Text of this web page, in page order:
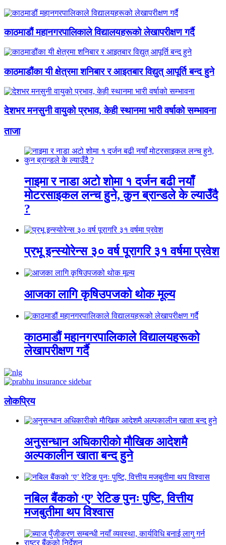
काठमाडौं महानगरपालिकाले विद्यालयहरूको लेखापरीक्षण गर्दै
काठमाडौंका यी क्षेत्रमा शनिबार र आइतबार विद्युत् आपूर्ति बन्द हुने
देशभर मनसुनी वायुको प्रभाव, केही स्थानमा भारी वर्षाको सम्भावना
ताजा
नाइमा र नाडा अटो शोमा १ दर्जन बढी नयाँ
मोटरसाइकल लन्च हुने, कुन ब्रान्डले के ल्याउँदै
?
प्रभू इन्स्योरेन्स ३० वर्ष पूरागरि ३१ वर्षमा प्रवेश
आजका लागि कृषिउपजको थोक मूल्य
काठमाडौं महानगरपालिकाले विद्यालयहरूको
लेखापरीक्षण गर्दै
लाेकप्रिय
अनुसन्धान अधिकारीकाे माैखिक आदेशमै
अल्पकालीन खाता बन्द हुने
नबिल बैंकको ‘ए’ रेटिङ पुनः पुष्टि, वित्तीय
मजबुतीमा थप विश्वास